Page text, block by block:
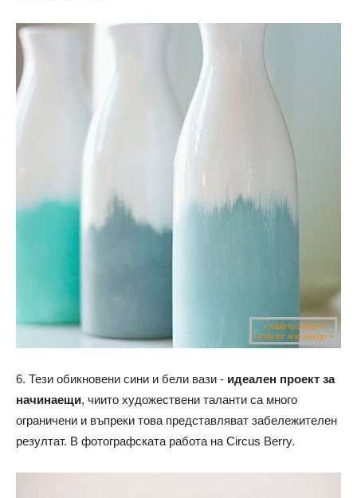
6. Тези обикновени сини и бели вази - идеален проект за
начинаещи, чиито художествени таланти са много
ограничени и въпреки това представляват забележителен
резултат. В фотографската работа на Circus Berry.